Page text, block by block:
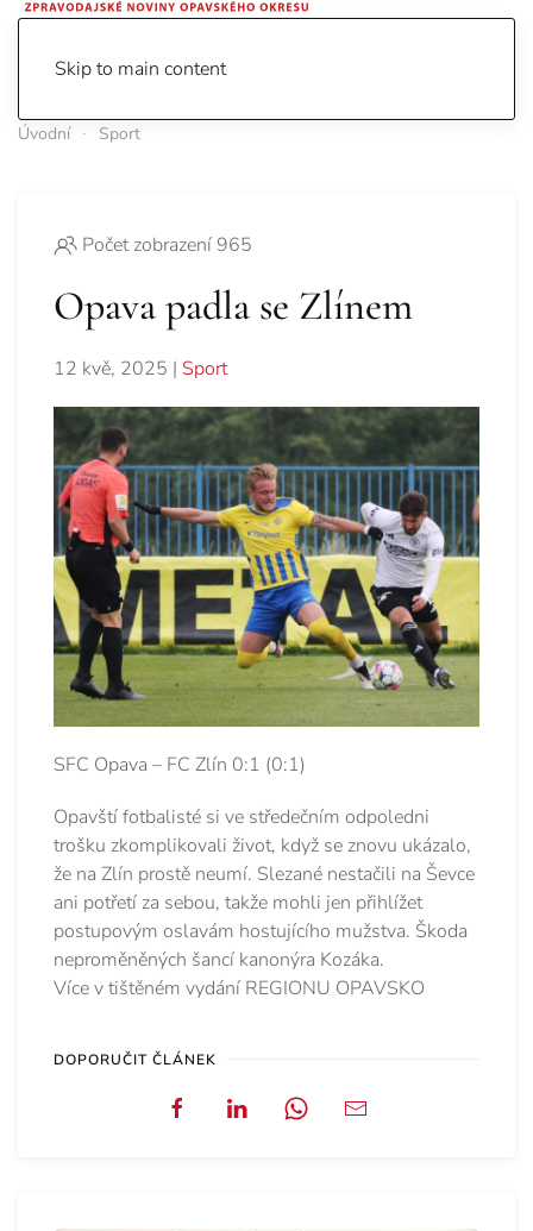
Skip to main content
Úvodní Sport
Počet zobrazení 965
Opava padla se Zlínem
12 kvě, 2025 | Sport
SFC Opava – FC Zlín 0:1 (0:1)
Opavští fotbalisté si ve středečním odpoledni
trošku zkomplikovali život, když se znovu ukázalo,
že na Zlín prostě neumí. Slezané nestačili na Ševce
ani potřetí za sebou, takže mohli jen přihlížet
postupovým oslavám hostujícího mužstva. Škoda
neproměněných šancí kanonýra Kozáka.
Více v tištěném vydání REGIONU OPAVSKO
DOPORUČIT ČLÁNEK